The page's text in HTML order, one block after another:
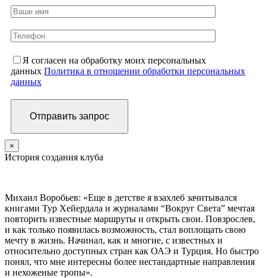
Я согласен на обработку моих персональных
данных Политика в отношении обработки персональных
данных
×
История создания клуба
Михаил Воробьев: «Еще в детстве я взахлеб зачитывался
книгами Тур Хейердала и журналами “Вокруг Света” мечтая
повторить известные маршруты и открыть свои. Повзрослев,
и как только появилась возможность, стал воплощать свою
мечту в жизнь. Начинал, как и многие, с известных и
относительно доступных стран как ОАЭ и Турция. Но быстро
понял, что мне интересны более нестандартные направления
и нехоженые тропы».